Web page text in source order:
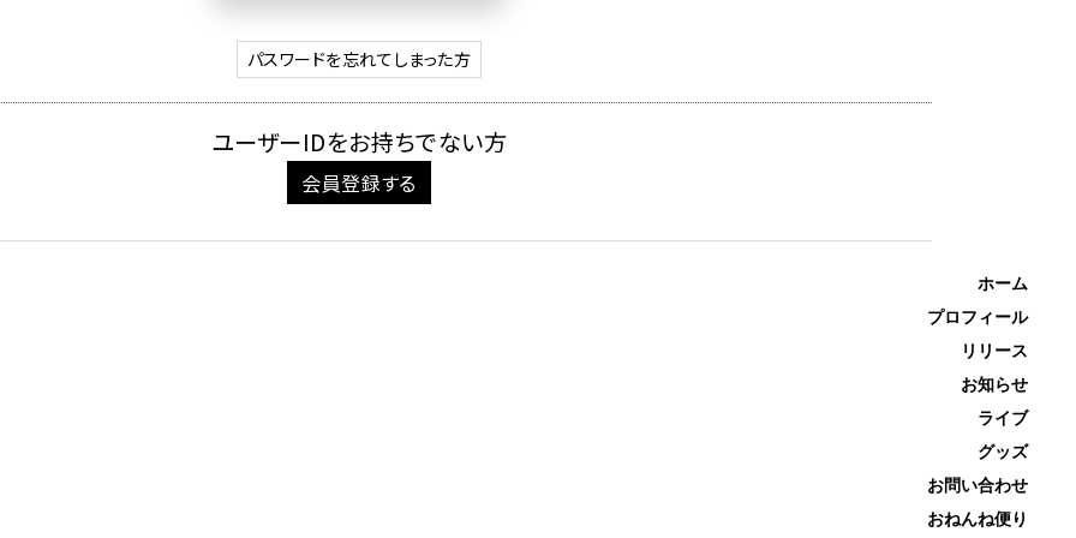
ホーム
プロフィール
リリース
お知らせ
ライブ
グッズ
お問い合わせ
おねんね便り
パスワードを忘れてしまった方
ユーザーIDをお持ちでない方
会員登録する